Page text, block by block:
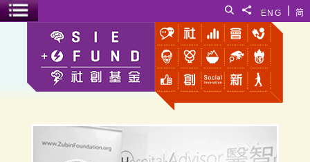
简
ENG
分享給
搜尋
選單開關